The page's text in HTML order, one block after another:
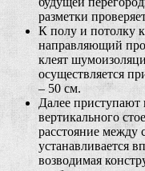
разметки
К полу и потолку
направляющий
клеят
осуществляется
– 50 см.
Далее приступают
вертикального
расстояние между
устанавливается
возводимая